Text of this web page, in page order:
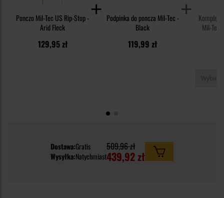
Ponczo Mil-Tec US Rip-Stop -
Arid Fleck
129,95 zł
Podpinka do poncza Mil-Tec -
Black
119,99 zł
Komplet
Mil-Tec
Dostawa:Gratis
Wysyłka:Natychmiast
509,96 zł
439,92 zł